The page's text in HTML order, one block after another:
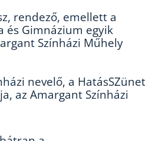
rendező, emellett a
és Gimnázium egyik
Színházi Műhely
nevelő, a HatásSZünet
az Amargant Színházi